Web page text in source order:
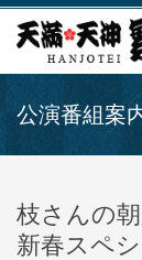
公演番組案
枝さんの
新春スペ